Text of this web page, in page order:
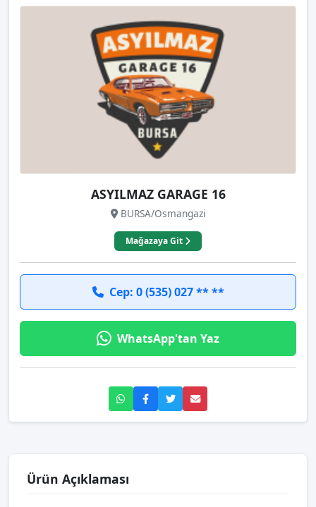
ASYILMAZ GARAGE 16
BURSA/Osmangazi
Mağazaya Git
Cep: 0 (535) 027 ** **
WhatsApp'tan Yaz
Ürün Açıklaması